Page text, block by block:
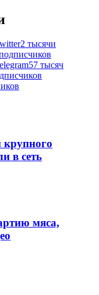
2 тысячи
57 тысяч
в сеть
мяса,